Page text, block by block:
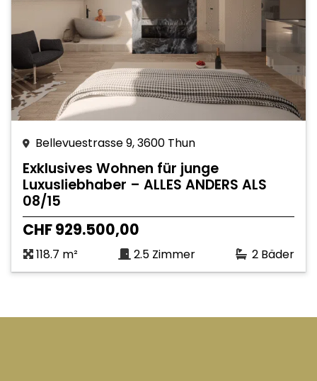
Bellevuestrasse 9, 3600 Thun
Exklusives Wohnen für junge
Luxusliebhaber – ALLES ANDERS ALS
08/15
CHF 929.500,00
118.7 m² 2.5 Zimmer 2 Bäder